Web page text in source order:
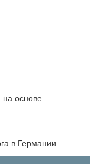
на основе